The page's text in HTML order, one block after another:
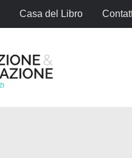
Casa del Libro